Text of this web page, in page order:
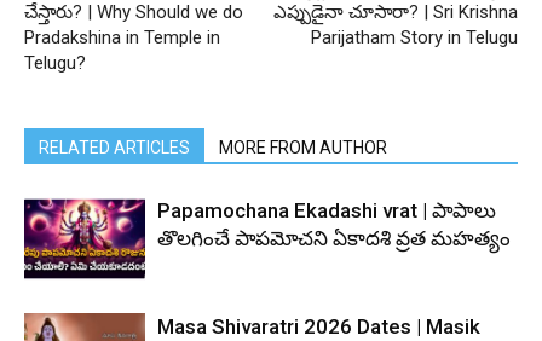
చేస్తారు? | Why Should we do
Pradakshina in Temple in
Telugu?
ఎప్పుడైనా చూసారా? | Sri Krishna
Parijatham Story in Telugu
RELATED ARTICLES MORE FROM AUTHOR
Papamochana Ekadashi vrat | పాపాలు
తొలగించే పాపమోచని ఏకాదశి వ్రత మహత్యం
Masa Shivaratri 2026 Dates | Masik